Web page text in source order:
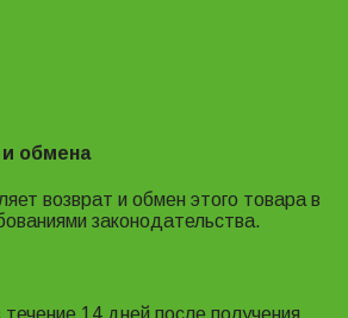
и обмена
возврат и обмен этого товара в
законодательства.